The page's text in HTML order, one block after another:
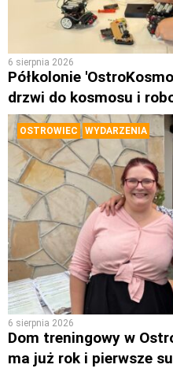
6 sierpnia 2026
Półkolonie
drzwi do kosmosu i
OSTROWIEC WYDARZENIA
6 sierpnia 2026
Dom treningowy w
ma już rok i pierwsze